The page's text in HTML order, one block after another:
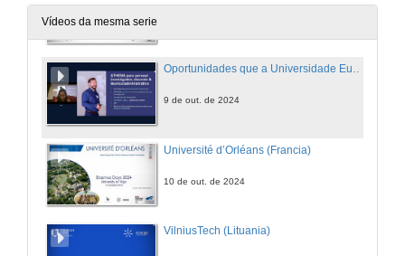
Vídeos da mesma serie
Oportunidades que a Universidade Europea ATHENA ofrece ao estudantado da UVigo
9 de out. de 2024
Université d’Orléans (Francia)
10 de out. de 2024
VilniusTech (Lituania)